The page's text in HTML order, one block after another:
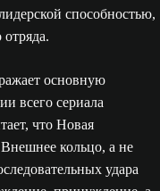
способностью,
основную
всего сериала
что Новая
кольцо, а не
удара